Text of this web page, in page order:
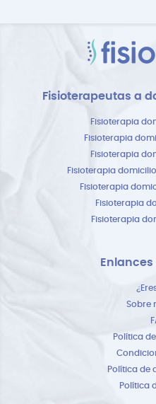
Fisioterapeutas a
Fisioterapia
Fisioterapia
Fisioterapia
Fisioterapia
Fisioterapia
Fisioterapia
Fisioterapia
Sobre
Política
Política de
Política